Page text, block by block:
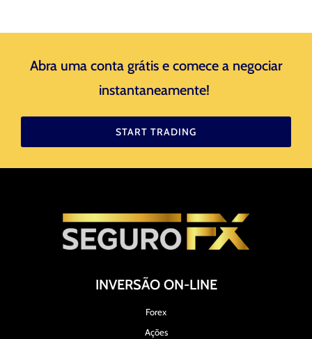
Abra uma conta grátis e comece a negociar
instantaneamente! ​
START TRADING
INVERSÃO ON-LINE
Forex
Ações